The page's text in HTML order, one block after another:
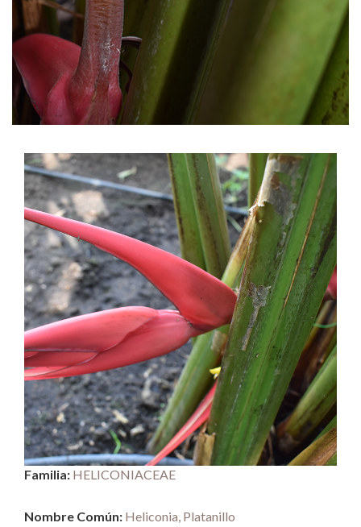
Familia: HELICONIACEAE
Nombre Común: Heliconia, Platanillo